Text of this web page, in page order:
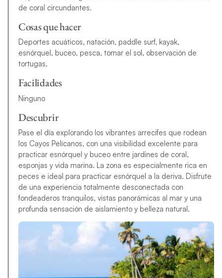
de coral circundantes.
Cosas que hacer
Deportes acuáticos, natación, paddle surf, kayak,
esnórquel, buceo, pesca, tomar el sol, observación de
tortugas.
Facilidades
Ninguno
Descubrir
Pase el día explorando los vibrantes arrecifes que rodean
los Cayos Pelícanos, con una visibilidad excelente para
practicar esnórquel y buceo entre jardines de coral,
esponjas y vida marina. La zona es especialmente rica en
peces e ideal para practicar esnórquel a la deriva. Disfrute
de una experiencia totalmente desconectada con
fondeaderos tranquilos, vistas panorámicas al mar y una
profunda sensación de aislamiento y belleza natural.